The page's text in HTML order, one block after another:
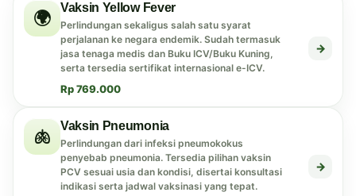
🌍
Vaksin Yellow Fever
Perlindungan sekaligus salah satu syarat
perjalanan ke negara endemik. Sudah termasuk
jasa tenaga medis dan Buku ICV/Buku Kuning,
serta tersedia sertifikat internasional e-ICV.
Rp 769.000
→
🫁
Vaksin Pneumonia
Perlindungan dari infeksi pneumokokus
penyebab pneumonia. Tersedia pilihan vaksin
PCV sesuai usia dan kondisi, disertai konsultasi
indikasi serta jadwal vaksinasi yang tepat.
→